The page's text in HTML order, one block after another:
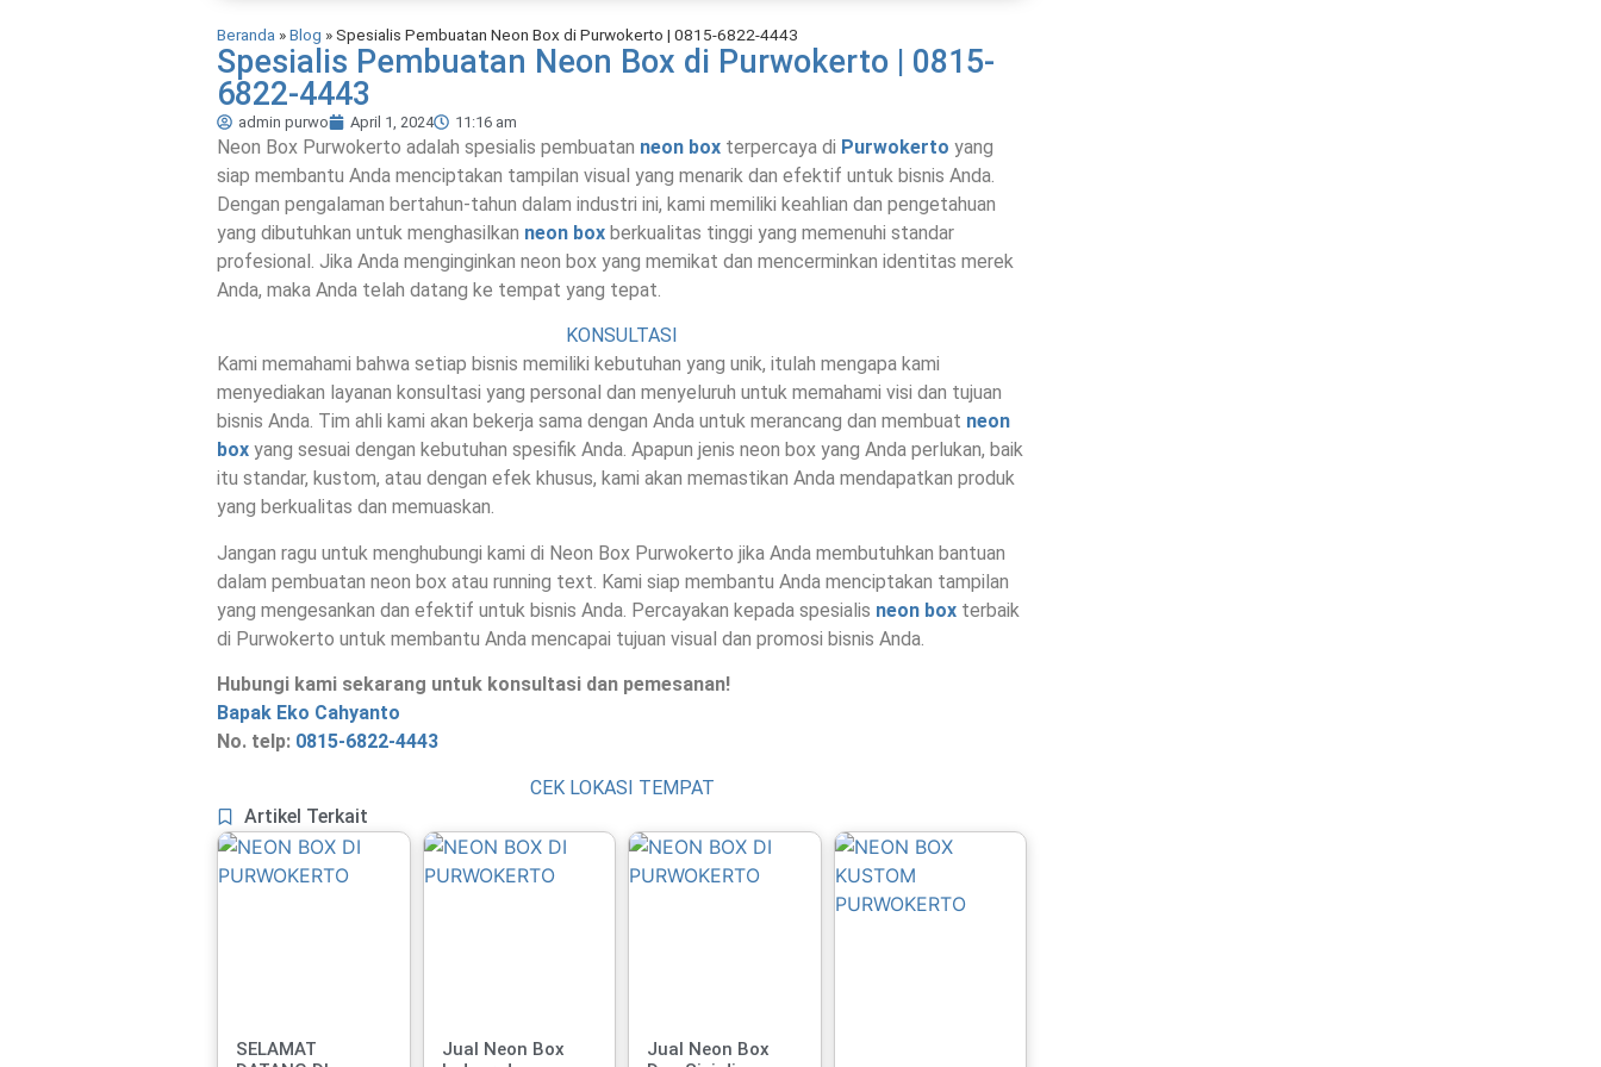
Beranda »Blog »Spesialis Pembuatan Neon Box di Purwokerto | 0815-6822-4443
Spesialis Pembuatan Neon Box di Purwokerto | 0815-
6822-4443
admin purwo April 1, 2024 11:16 am
Neon Box Purwokerto adalah spesialis pembuatan neon box terpercaya di Purwokerto yang
siap membantu Anda menciptakan tampilan visual yang menarik dan efektif untuk bisnis Anda.
Dengan pengalaman bertahun-tahun dalam industri ini, kami memiliki keahlian dan pengetahuan
yang dibutuhkan untuk menghasilkan neon box berkualitas tinggi yang memenuhi standar
profesional. Jika Anda menginginkan neon box yang memikat dan mencerminkan identitas merek
Anda, maka Anda telah datang ke tempat yang tepat.
KONSULTASI
Kami memahami bahwa setiap bisnis memiliki kebutuhan yang unik, itulah mengapa kami
menyediakan layanan konsultasi yang personal dan menyeluruh untuk memahami visi dan tujuan
bisnis Anda. Tim ahli kami akan bekerja sama dengan Anda untuk merancang dan membuat neon
box yang sesuai dengan kebutuhan spesifik Anda. Apapun jenis neon box yang Anda perlukan, baik
itu standar, kustom, atau dengan efek khusus, kami akan memastikan Anda mendapatkan produk
yang berkualitas dan memuaskan.
Jangan ragu untuk menghubungi kami di Neon Box Purwokerto jika Anda membutuhkan bantuan
dalam pembuatan neon box atau running text. Kami siap membantu Anda menciptakan tampilan
yang mengesankan dan efektif untuk bisnis Anda. Percayakan kepada spesialis neon box terbaik
di Purwokerto untuk membantu Anda mencapai tujuan visual dan promosi bisnis Anda.
Hubungi kami sekarang untuk konsultasi dan pemesanan!
Bapak Eko Cahyanto
No. telp: 0815-6822-4443
CEK LOKASI TEMPAT
Artikel Terkait
SELAMAT
Jual Neon Box
Jual Neon Box